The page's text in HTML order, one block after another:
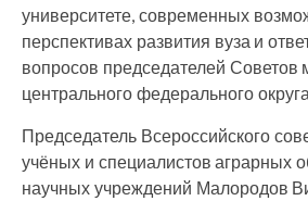
университете, современных
перспективах развития вуза и
вопросов председателей
центрального федерального округа.
Председатель Всероссийского
учёных и специалистов аграрных
научных учреждений Малородов